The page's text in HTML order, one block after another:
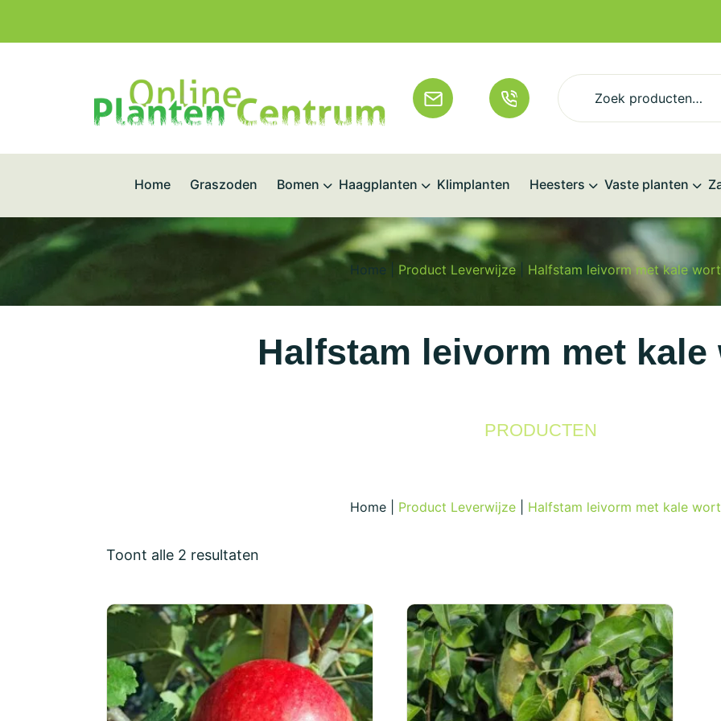
Zoeken
naar:
Home Graszoden Bomen Haagplanten Klimplanten Heesters Vaste planten
Home Product Leverwijze Halfstam leivorm met kale
Halfstam leivorm met kale
PRODUCTEN
Home Product Leverwijze Halfstam leivorm met kale
Toont alle 2 resultaten